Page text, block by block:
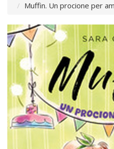
Muffin. Un procione per